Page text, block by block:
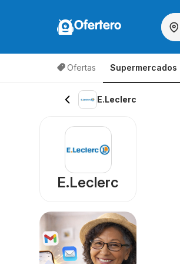
Ofertero
Ofertas Supermercados
E.Leclerc
E.Leclerc